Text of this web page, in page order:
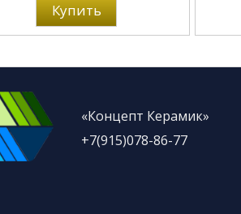
Купить
«Концепт Керамик»
+7(915)078-86-77